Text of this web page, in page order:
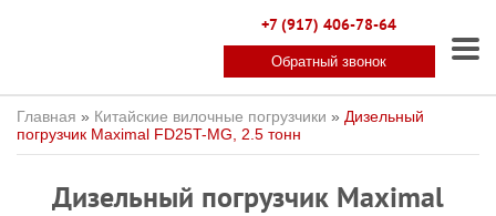
+7 (917) 406-78-64
Обратный звонок
Главная » Китайские вилочные погрузчики » Дизельный
погрузчик Maximal FD25T-MG, 2.5 тонн
Дизельный погрузчик Maximal